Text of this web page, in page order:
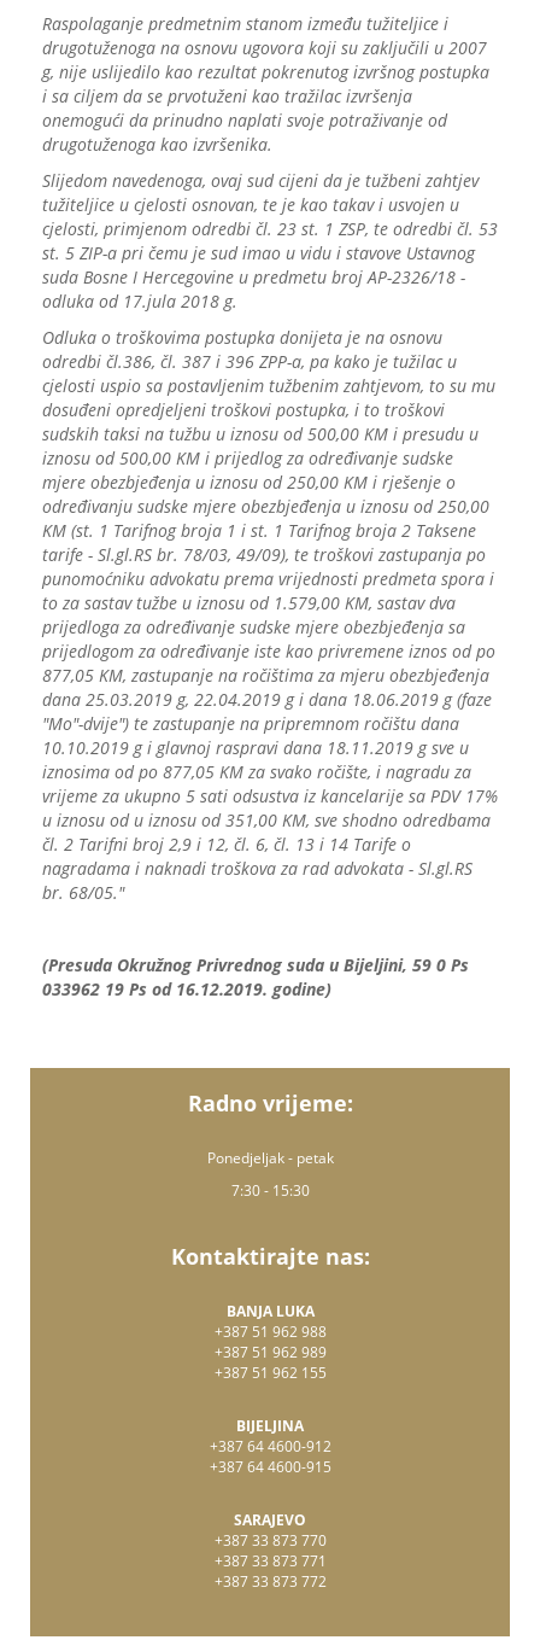
Raspolaganje predmetnim stanom između tužiteljice i
drugotuženoga na osnovu ugovora koji su zaključili u 2007
g, nije uslijedilo kao rezultat pokrenutog izvršnog postupka
i sa ciljem da se prvotuženi kao tražilac izvršenja
onemogući da prinudno naplati svoje potraživanje od
drugotuženoga kao izvršenika.
Slijedom navedenoga, ovaj sud cijeni da je tužbeni zahtjev
tužiteljice u cjelosti osnovan, te je kao takav i usvojen u
cjelosti, primjenom odredbi čl. 23 st. 1 ZSP, te odredbi čl. 53
st. 5 ZIP-a pri čemu je sud imao u vidu i stavove Ustavnog
suda Bosne I Hercegovine u predmetu broj AP-2326/18 -
odluka od 17.jula 2018 g.
Odluka o troškovima postupka donijeta je na osnovu
odredbi čl.386, čl. 387 i 396 ZPP-a, pa kako je tužilac u
cjelosti uspio sa postavljenim tužbenim zahtjevom, to su mu
dosuđeni opredjeljeni troškovi postupka, i to troškovi
sudskih taksi na tužbu u iznosu od 500,00 KM i presudu u
iznosu od 500,00 KM i prijedlog za određivanje sudske
mjere obezbjeđenja u iznosu od 250,00 KM i rješenje o
određivanju sudske mjere obezbjeđenja u iznosu od 250,00
KM (st. 1 Tarifnog broja 1 i st. 1 Tarifnog broja 2 Taksene
tarife - Sl.gl.RS br. 78/03, 49/09), te troškovi zastupanja po
punomoćniku advokatu prema vrijednosti predmeta spora i
to za sastav tužbe u iznosu od 1.579,00 KM, sastav dva
prijedloga za određivanje sudske mjere obezbjeđenja sa
prijedlogom za određivanje iste kao privremene iznos od po
877,05 KM, zastupanje na ročištima za mjeru obezbjeđenja
dana 25.03.2019 g, 22.04.2019 g i dana 18.06.2019 g (faze
"Mo"-dvije") te zastupanje na pripremnom ročištu dana
10.10.2019 g i glavnoj raspravi dana 18.11.2019 g sve u
iznosima od po 877,05 KM za svako ročište, i nagradu za
vrijeme za ukupno 5 sati odsustva iz kancelarije sa PDV 17%
u iznosu od u iznosu od 351,00 KM, sve shodno odredbama
čl. 2 Tarifni broj 2,9 i 12, čl. 6, čl. 13 i 14 Tarife o
nagradama i naknadi troškova za rad advokata - Sl.gl.RS
br. 68/05."
(Presuda Okružnog Privrednog suda u Bijeljini, 59 0 Ps
033962 19 Ps od 16.12.2019. godine)
Radno vrijeme:
Ponedjeljak - petak
7:30 - 15:30
Kontaktirajte nas:
BANJA LUKA
+387 51 962 988
+387 51 962 989
+387 51 962 155
BIJELJINA
+387 64 4600-912
+387 64 4600-915
SARAJEVO
+387 33 873 770
+387 33 873 771
+387 33 873 772